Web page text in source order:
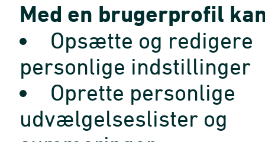
Med en brugerprofil
Opsætte og redigere
personlige indstillinger
Oprette personlige
udvælgelseslister og